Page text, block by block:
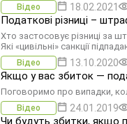
Відео 18.02.2021
Податкові різниці –
Хто застосовує різниці за
Які «цивільні» санкції
Відео 13.10.2020
Якщо у вас збиток —
Поговоримо про випадки,
Відео 24.01.2019
Чи будуть збитки, якщо